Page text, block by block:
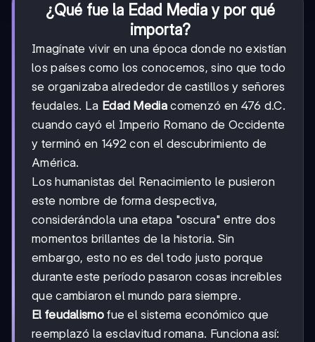
¿Qué fue la Edad Media y por qué
importa?
Imagínate vivir en una época donde no existían
los países como los conocemos, sino que todo
se organizaba alrededor de castillos y señores
feudales. La Edad Mediacomenzó en 476 d.C.
cuando cayó el Imperio Romano de Occidente
y terminó en 1492 con el descubrimiento de
América.
Los humanistas del Renacimiento le pusieron
este nombre de forma despectiva,
considerándola una etapa "oscura" entre dos
momentos brillantes de la historia. Sin
embargo, esto no es del todo justo porque
durante este período pasaron cosas increíbles
que cambiaron el mundo para siempre.
El feudalismofue el sistema económico que
reemplazó la esclavitud romana. Funciona así: